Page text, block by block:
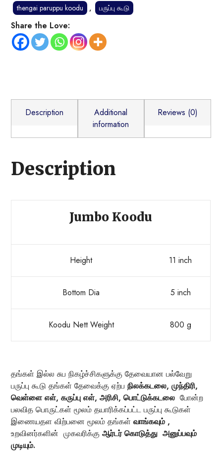
thengai paruppu koodu , பருப்பு கூடு
Share the Love:
Description
Additional
information
Reviews (0)
Description
Jumbo Koodu
Height 11 inch
Bottom Dia 5 inch
Koodu Nett Weight 800 g
தங்கள் இல்ல சுப நிகழ்ச்சிகளுக்கு தேவையான பல்வேறு
பருப்பு கூடு தங்கள் தேவைக்கு ஏற்ப நிலக்கடலை, முந்திரி,
வெள்ளை எள், கருப்பு எள், அரிசி, பொட்டுக்கடலை போன்ற
பலவித பொருட்கள் மூலம் தயாரிக்கப்பட்ட பருப்பு கூடுகள்
இணையதள விற்பனை மூலம் தங்கள் வாங்கவும் ,
உறவினர்களின் முகவரிக்கு ஆர்டர் கொடுத்து அனுப்பவும்
முடியும்.